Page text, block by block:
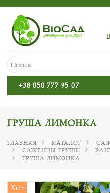
+38 050 777 95 07
ГРУША ЛИМОНКА
ГЛАВНАЯ КАТАЛОГ
САЖЕНЦЫ ГРУШИ
ГРУША ЛИМОНКА
Хит